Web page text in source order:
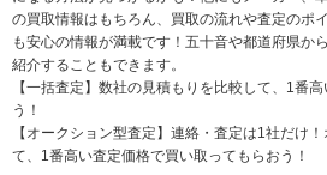
の買取情報はもちろん、買取の流れや査定のポ
も安心の情報が満載です！五十音や都道府県か
紹介することもできます。
【一括査定】数社の見積もりを比較して、1番
う！
【オークション型査定】連絡・査定は1社だけ
て、1番高い査定価格で買い取ってもらおう！